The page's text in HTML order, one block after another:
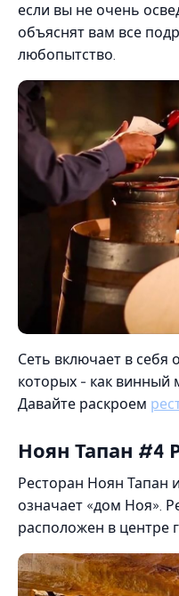
если вы не очень
объяснят вам все
любопытство.​​​
Сеть включает в себя
которых - как винный
Давайте раскроем
Ноян Тапан #4
Ресторан Ноян Тапан
означает «дом Ноя».
расположен в центре